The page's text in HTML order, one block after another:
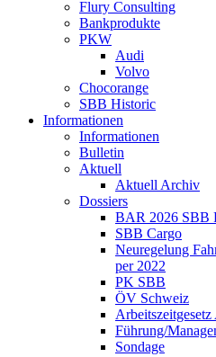
Flury Consulting
Bankprodukte
PKW
Audi
Volvo
Chocorange
SBB Historic
Informationen
Informationen
Bulletin
Aktuell
Aktuell Archiv
Dossiers
BAR 2026 SBB
SBB Cargo
Neuregelung
per 2022
PK SBB
ÖV Schweiz
Führung/
Sondage